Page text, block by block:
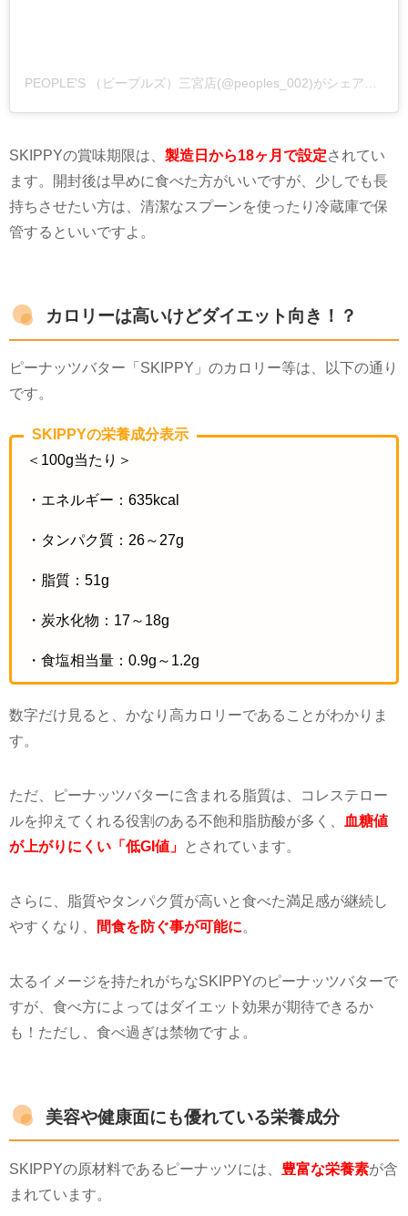
SKIPPYの賞味期限は、 製造日から18ヶ月で設定されてい
ます。開封後は早めに食べた方がいいですが、 少しでも長
持ちさせたい方は、 清潔なスプーンを使ったり冷蔵庫で保
管するといいですよ。
カロリーは高いけどダイエット向き！？
ピーナッツバター「 SKIPPY 」 のカロリー等は、以下の通り
です。
SKIPPYの栄養成分表示
＜ 100g当たり＞
・エネルギー： 635kcal
・タンパク質： 26～ 27g
・脂質： 51g
・炭水化物： 17～ 18g
・食塩相当量： 0.9g ～ 1.2g
数字だけ見ると、かなり高カロリーであることがわかりま
す。
ただ、ピーナッツバターに含まれる脂質は、コレステロー
ルを抑えてくれる役割のある不飽和脂肪酸が多く、
血糖値
が上がりにくい「低GI値」
とされています。
さらに、脂質やタンパク質が高いと食べた満足感が継続し
やすくなり、
間食を防ぐ事が可能に
太るイメージを持たれがちなSKIPPYのピーナッツバターで
すが、食べ方によってはダイエット効果が期待できるか
も！ただし、食べ過ぎは禁物ですよ。
美容や健康面にも優れている栄養成分
SKIPPYの原材料であるピーナッツには、 豊富な栄養素が含
まれています。